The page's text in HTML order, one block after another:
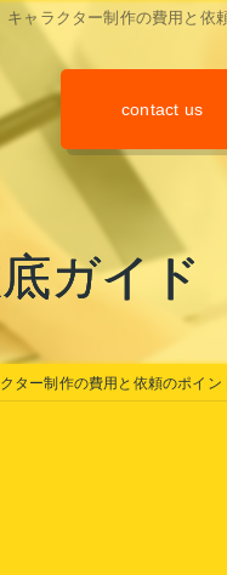
キャラクター制作の費用と依
contact us
ガイド
ター制作の費用と依頼のポイン